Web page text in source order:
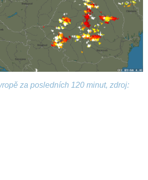
za posledních 120 minut, zdroj: